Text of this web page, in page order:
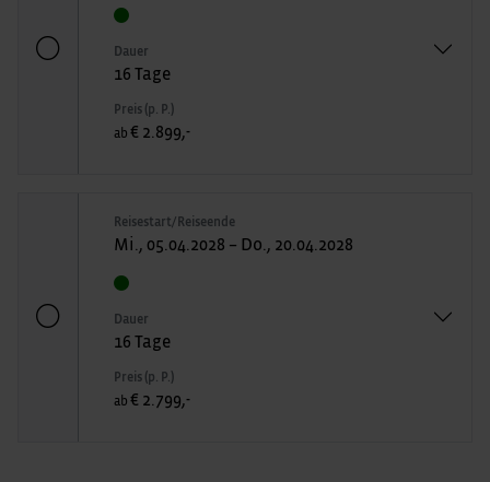
Dauer
16 Tage
Preis (p. P.)
ab € 2.899,-
Reisestart/Reiseende
Mi., 05.04.2028 – Do., 20.04.2028
Dauer
16 Tage
Preis (p. P.)
ab € 2.799,-